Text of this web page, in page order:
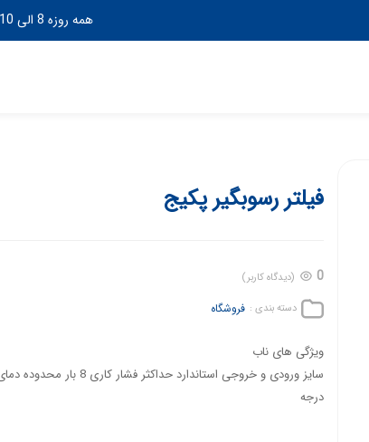
همه روزه 8 الی 10 شب
فیلتر رسوبگیر پکیج
0 (دیدگاه کاربر)
دسته بندی : فروشگاه
ویژگی های ناب
درجه